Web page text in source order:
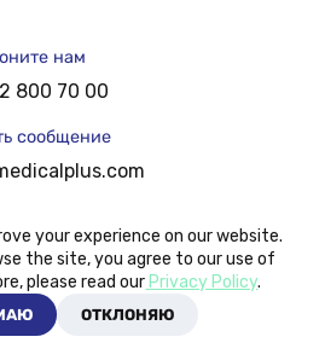
your experience on our website.
the site, you agree to our use of
please read our Privacy Policy.
ОТКЛОНЯЮ
нам
800 70 00
сообщение
Тюркия